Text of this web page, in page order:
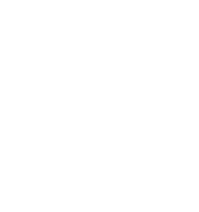
s8mfw -n doks-wp | grep -i
s8mfw -n doks-wp | tail